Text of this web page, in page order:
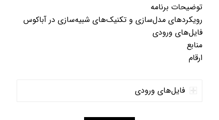
توضیحات برنامه
رویکردهای مدل‌سازی و تکنیک‌های شبیه‌سازی در آباکوس
فایل‌های ورودی
منابع
ارقام
فایل‌های ورودی